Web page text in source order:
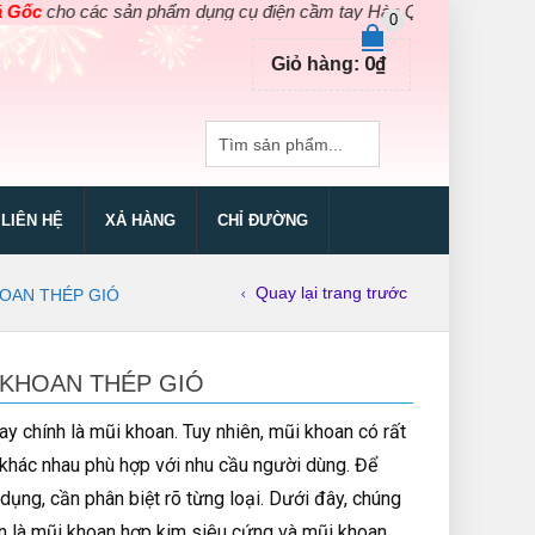
sản phẩm dụng cụ điện cầm tay Hàn Quốc chính hãng. Áp
0
Giỏ hàng: 0₫
LIÊN HỆ XẢ HÀNG CHỈ ĐƯỜNG
THÉP GIÓ Quay lại trang trước
THÉP GIÓ
chính là mũi khoan. Tuy nhiên, mũi khoan có rất
nhau phù hợp với nhu cầu người dùng. Để
cần phân biệt rõ từng loại. Dưới đây, chúng